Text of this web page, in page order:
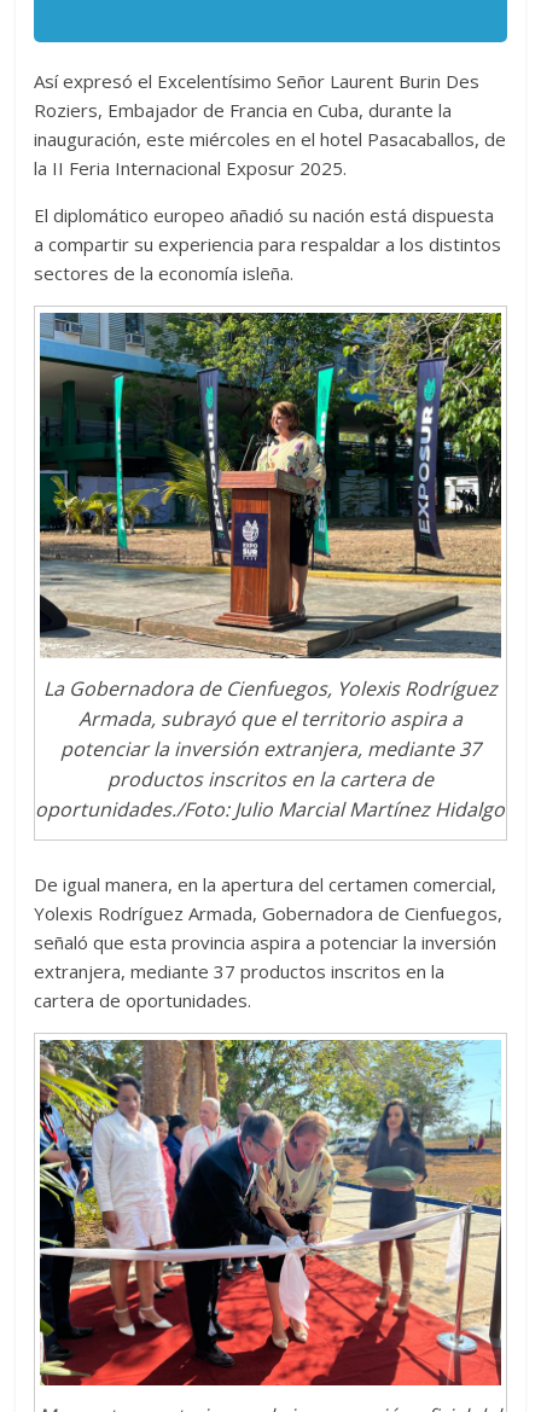
Así expresó el Excelentísimo Señor Laurent Burin Des
Roziers, Embajador de Francia en Cuba, durante la
inauguración, este miércoles en el hotel Pasacaballos, de
la II Feria Internacional Exposur 2025.
El diplomático europeo añadió su nación está dispuesta
a compartir su experiencia para respaldar a los distintos
sectores de la economía isleña.
La Gobernadora de Cienfuegos, Yolexis Rodríguez
Armada, subrayó que el territorio aspira a
potenciar la inversión extranjera, mediante 37
productos inscritos en la cartera de
oportunidades./Foto: Julio Marcial Martínez Hidalgo
De igual manera, en la apertura del certamen comercial,
Yolexis Rodríguez Armada, Gobernadora de Cienfuegos,
señaló que esta provincia aspira a potenciar la inversión
extranjera, mediante 37 productos inscritos en la
cartera de oportunidades.